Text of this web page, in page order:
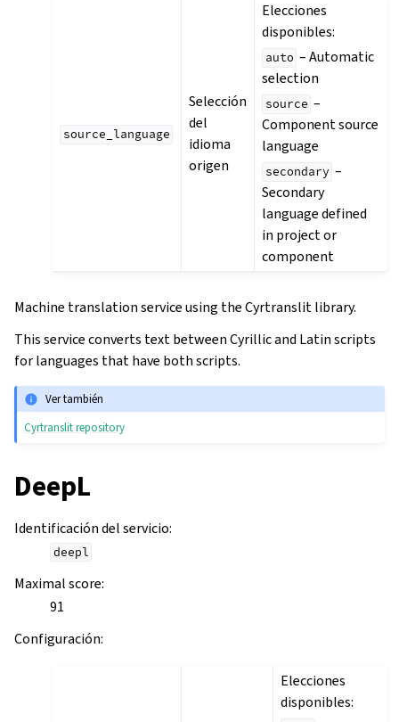
source_language
Selección
del
idioma
origen
Elecciones
disponibles:
auto – Automatic
selection
source –
Component source
language
secondary –
Secondary
language defined
in project or
component
Machine translation service using the Cyrtranslit library.
This service converts text between Cyrillic and Latin scripts
for languages that have both scripts.
Ver también
Cyrtranslit repository
DeepL
Identificación del servicio:
deepl
Maximal score:
91
Configuración:
Elecciones
disponibles: